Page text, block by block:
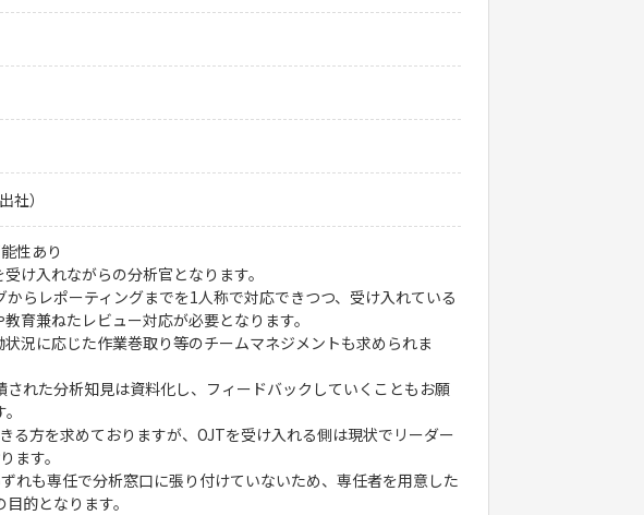
社）
性あり
け入れながらの分析官となります。
らレポーティングまでを1人称で対応できつつ、受け入れている
育兼ねたレビュー対応が必要となります。
況に応じた作業巻取り等のチームマネジメントも求められま
れた分析知見は資料化し、フィードバックしていくこともお願
る方を求めておりますが、OJTを受け入れる側は現状でリーダー
ます。
れも専任で分析窓口に張り付けていないため、専任者を用意した
的となります。